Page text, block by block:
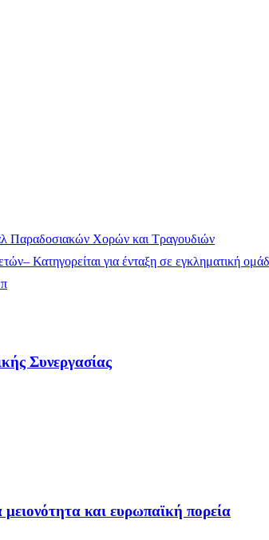
Παραδοσιακών Χορών και Τραγουδιών
Κατηγορείται για ένταξη σε εγκληματική
Συνεργασίας
και ευρωπαϊκή πορεία